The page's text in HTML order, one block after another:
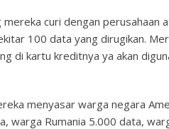
curi dengan perusahaan
100 data yang dirugikan.
di kartu kreditnya ya akan
menyasar warga negara
warga Rumania 5.000 data,